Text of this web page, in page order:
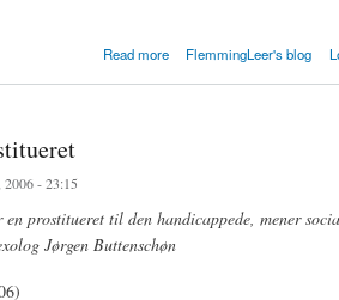
Read more
d. 9. marts FlemmingLeer's blog
- 23:15
prostitueret til den handicappede, mener
Jørgen Buttenschøn